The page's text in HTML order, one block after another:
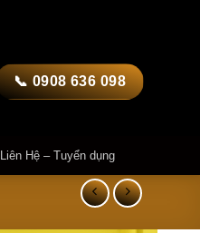
📞 0908 636 098
Liên Hệ – Tuyển dụng